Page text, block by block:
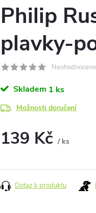
Philip
plavky-
Neohodnoceno
Skladem 1 ks
Možnosti doručení
139 Kč / ks
Dotaz k produktu